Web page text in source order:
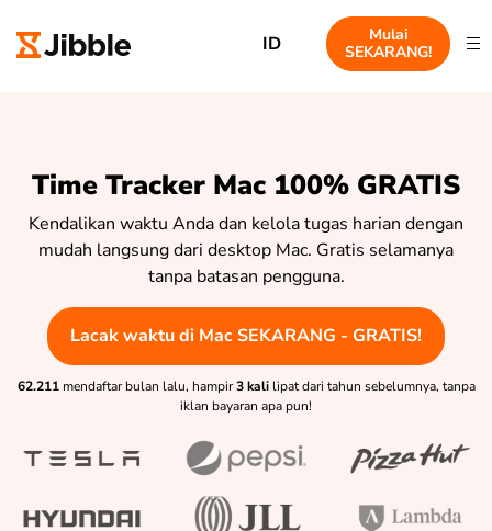
ID
Mulai
SEKARANG!
Time Tracker Mac 100% GRATIS
Kendalikan waktu Anda dan kelola tugas harian dengan
mudah langsung dari desktop Mac. Gratis selamanya
tanpa batasan pengguna.
Lacak waktu di Mac SEKARANG - GRATIS!
62.211 mendaftar bulan lalu, hampir 3 kali lipat dari tahun sebelumnya, tanpa
iklan bayaran apa pun!